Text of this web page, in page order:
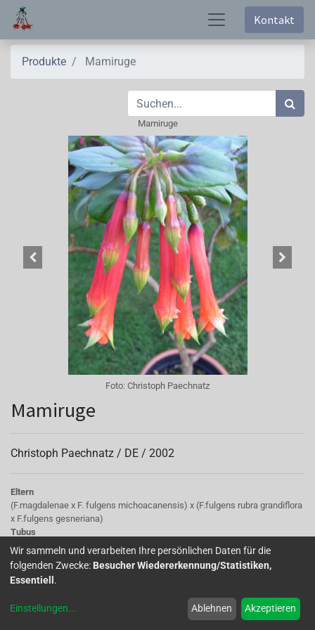
Kontakt
Produkte Mamiruge
Mamiruge
Foto: Christoph Paechnatz
Mamiruge
Christoph Paechnatz / DE / 2002
Eltern
(F.magdalenae x F. fulgens michoacanensis) x (F.fulgens rubra grandiflora
x F.fulgens gesneriana)
Tubus
dick, lang, orange bis rot
Sepalen
an den Spitzen hellgrün, sonst rot-orange
Korolle/Petalen
Knospe/Blüte
Wir sammeln und verarbeiten Ihre persönlichen Daten für die
folgenden Zwecke: Besucher Wiedererkennung/Statistiken,
Essentiell .
Einstellungen... Ablehnen Akzeptieren